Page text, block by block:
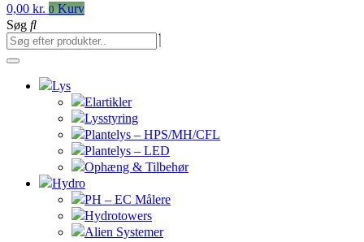
0,00 kr. 0 Kurv
Søg
Lys
Elartikler
Lysstyring
Plantelys – HPS/MH/CFL
Plantelys – LED
Ophæng & Tilbehør
Hydro
PH – EC Målere
Hydrotowers
Alien Systemer